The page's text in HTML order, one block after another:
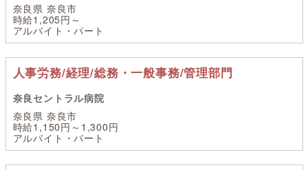
奈良県 奈良市
時給1,205円～
アルバイト・パート
人事労務/経理/総務・一般事務/管理部門
奈良セントラル病院
奈良県 奈良市
時給1,150円～1,300円
アルバイト・パート